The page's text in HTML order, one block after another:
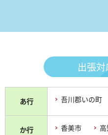
出張
あ行 吾川郡いの町
か行 香美市